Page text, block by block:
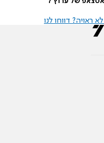
ראויה? דווחו לנו